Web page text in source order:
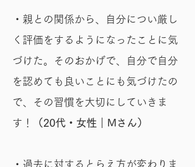
・親との関係から、自分につい厳し
く評価をするようになったことに気
づけた。そのおかげで、自分で自分
を認めても良いことにも気づけたの
で、その習慣を大切にしていきま
す！
（20代・女性｜Mさん）
・過去に対するとらえ方が変わりま